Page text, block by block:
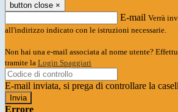
button close ×
E-mail Verrà
all'indirizzo indicato con le istruzioni necessarie.
Non hai una e-mail associata al nome utente?
tramite la Login Spaggiari
E-mail inviata, si prega di controllare la
Errore